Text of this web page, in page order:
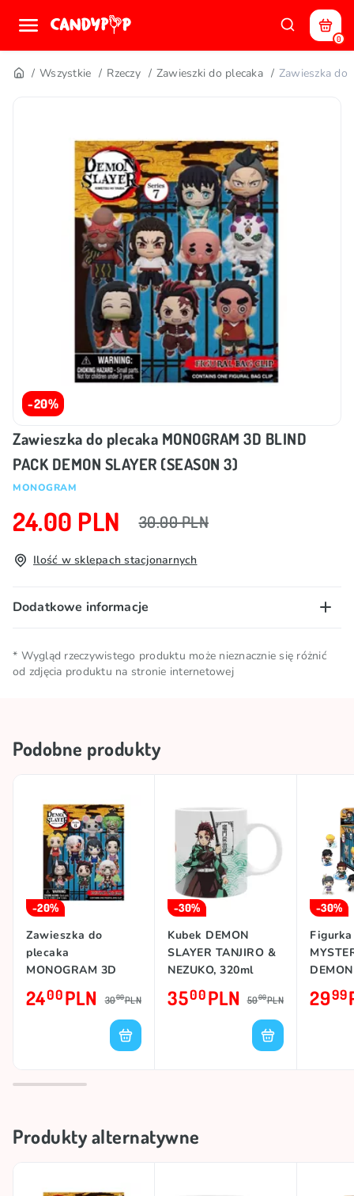
0
Wszystkie Rzeczy Zawieszki do plecaka Zawieszka do
-20%
Zawieszka do plecaka MONOGRAM 3D BLIND
PACK DEMON SLAYER (SEASON 3)
MONOGRAM
24.00 PLN 30.00 PLN
Ilość w sklepach stacjonarnych
Dodatkowe informacje
Licencja DEMON SLAYER
* Wygląd rzeczywistego produktu może nieznacznie się różnić
od zdjęcia produktu na stronie internetowej
Podobne produkty
-20%
Zawieszka do
plecaka
MONOGRAM 3D
BLIND PACK
DEMON SLAYER
2400PLN 3000PLN
-30%
Kubek DEMON
SLAYER TANJIRO &
NEZUKO, 320ml
3500PLN 5000PLN
-30%
Figurka
2999
Produkty alternatywne